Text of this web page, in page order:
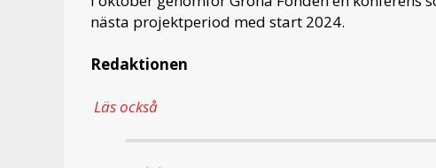
nästa projektperiod med start 2024.
Redaktionen
Läs också